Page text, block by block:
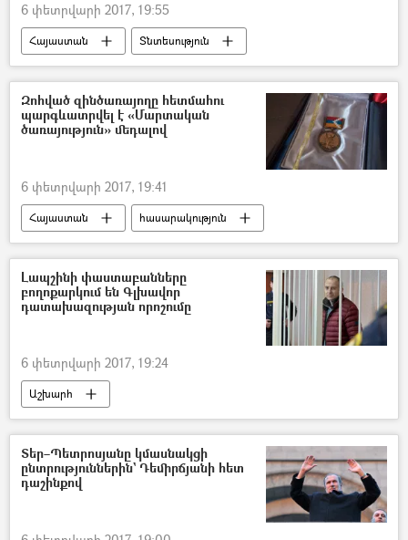
6 փետրվարի 2017, 19:55
Հայաստան Տնտեսություն
Զոհված զինծառայողը հետմահու
պարգևատրվել է «Մարտական
ծառայություն» մեդալով
6 փետրվարի 2017, 19:41
Հայաստան հասարակություն
Լապշինի փաստաբանները
բողոքարկում են Գլխավոր
դատախազության որոշումը
6 փետրվարի 2017, 19:24
Աշխարհ
Տեր–Պետրոսյանը կմասնակցի
ընտրություններին` Դեմիրճյանի հետ
դաշինքով